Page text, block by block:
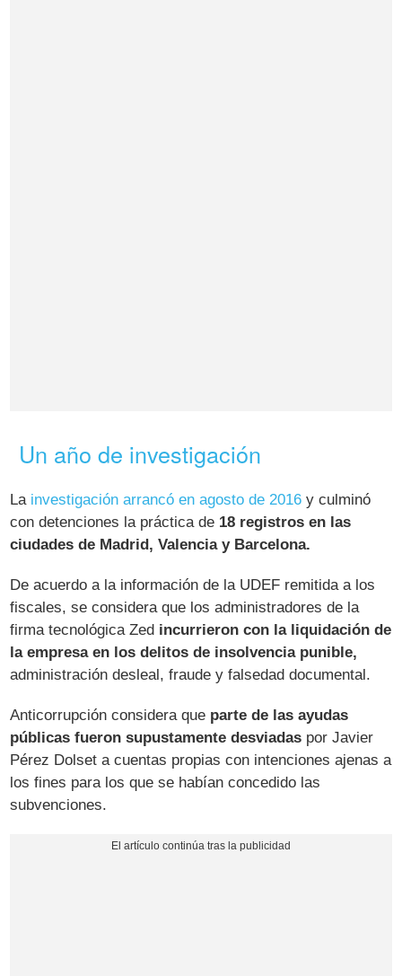
Un año de investigación
La investigación arrancó en agosto de 2016 y culminó
con detenciones la práctica de 18 registros en las
ciudades de Madrid, Valencia y Barcelona.
De acuerdo a la información de la UDEF remitida a los
fiscales, se considera que los administradores de la
firma tecnológica Zed incurrieron con la liquidación de
la empresa en los delitos de insolvencia punible,
administración desleal, fraude y falsedad documental.
Anticorrupción considera que parte de las ayudas
públicas fueron supustamente desviadas por Javier
Pérez Dolset a cuentas propias con intenciones ajenas a
los fines para los que se habían concedido las
subvenciones.